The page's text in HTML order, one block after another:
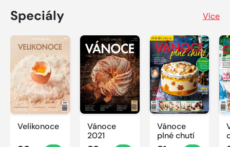
Speciály Více
Velikonoce
Vánoce
2021
Vánoce
plné chutí